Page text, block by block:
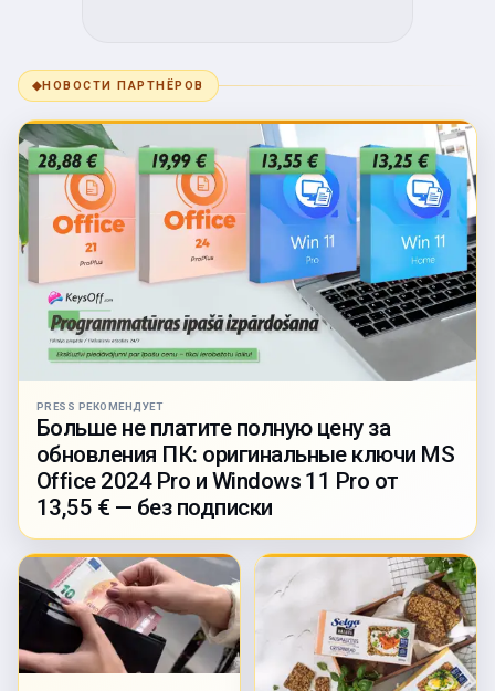
◆НОВОСТИ ПАРТНЁРОВ
PRESS РЕКОМЕНДУЕТ
Больше не платите полную цену за
обновления ПК: оригинальные ключи MS
Office 2024 Pro и Windows 11 Pro от
13,55 € — без подписки